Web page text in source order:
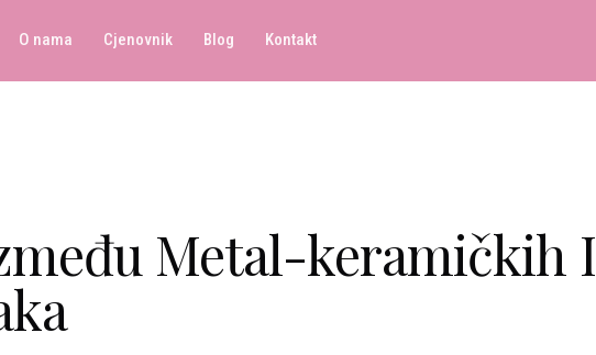
O nama Cjenovnik Blog Kontakt
Metal-keramičkih I